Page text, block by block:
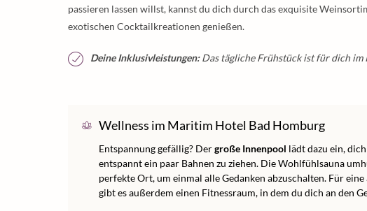
passieren lassen willst, kannst du dich durch das exquisite
exotischen Cocktailkreationen genießen.
Deine Inklusivleistungen:Das tägliche Frühstück ist für dich im
Wellness im Maritim Hotel Bad Homburg
Entspannung gefällig? Dergroße Innenpool lädt dazu ein,
entspannt ein paar Bahnen zu ziehen. Die Wohlfühlsauna
perfekte Ort, um einmal alle Gedanken abzuschalten. Für
gibt es außerdem einen Fitnessraum, in dem du dich an den